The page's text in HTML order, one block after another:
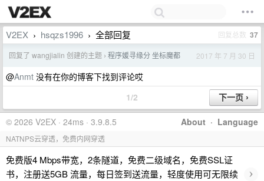
V2EX › hsqzs1996 › 全部回复 回复总数 37
回复了 wangjialin 创建的主题 › 程序媛寻缘分 坐标魔都 2017 年 7 月 30 日
@Anmt 没有在你的博客下找到评论哎
1/2
About · Language
© 2026 V2EX · 24ms · 3.9.8.5
NATNPS云穿透，免费内网穿透
免费版4 Mbps带宽，2条隧道，免费二级域名，免费SSL证
书，注册送5GB 流量，每日签到送流量，轻度使用可无限续
›